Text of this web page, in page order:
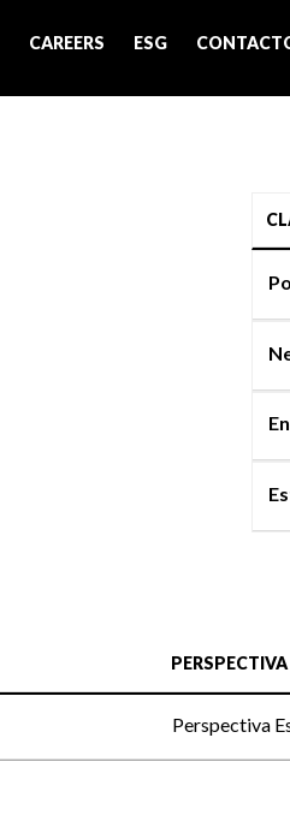
CAREERS ESG
PERSPECTIVA
Perspectiva